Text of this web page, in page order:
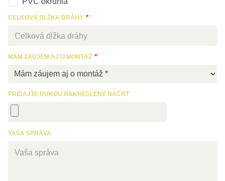
CELKOVÁ DĹŽKA DRÁHY
MÁM ZÁUJEM AJ O MONTÁŽ
PRIDAJTE RUKOU NAKRESLENÝ NÁČRT
VAŠA SPRÁVA